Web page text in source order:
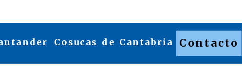
Cosucas de Cantabria Contacto